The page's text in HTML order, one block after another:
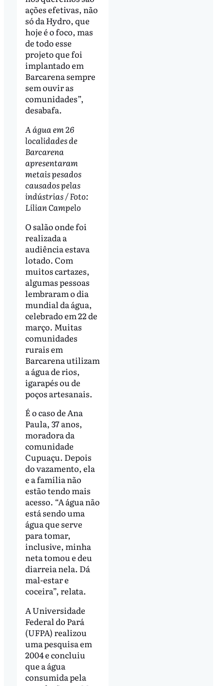
ações efetivas, não
só da Hydro, que
hoje é o foco, mas
de todo esse
projeto que foi
implantado em
Barcarena sempre
sem ouvir as
comunidades”,
desabafa.
A água em 26
localidades de
Barcarena
apresentaram
metais pesados
causados pelas
indústrias / Foto:
Lilian Campelo
O salão onde foi
realizada a
audiência estava
lotado. Com
muitos cartazes,
algumas pessoas
lembraram o dia
mundial da água,
celebrado em 22 de
março. Muitas
comunidades
rurais em
Barcarena utilizam
a água de rios,
igarapés ou de
poços artesanais.
É o caso de Ana
Paula, 37 anos,
moradora da
comunidade
Cupuaçu. Depois
do vazamento, ela
e a família não
estão tendo mais
acesso. “A água não
está sendo uma
água que serve
para tomar,
inclusive, minha
neta tomou e deu
diarreia nela. Dá
mal-estar e
coceira”, relata.
A Universidade
Federal do Pará
(UFPA) realizou
uma pesquisa em
2004 e concluiu
que a água
consumida pela